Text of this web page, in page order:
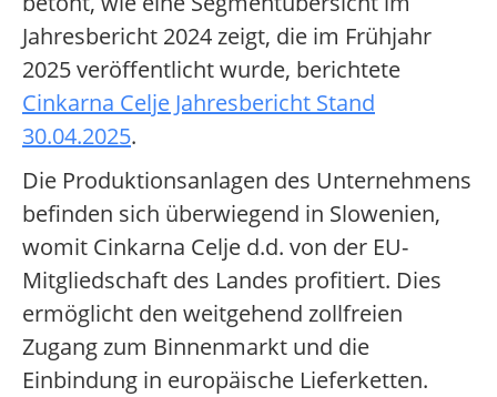
Jahresbericht 2024 zeigt, die im Frühjahr
2025 veröffentlicht wurde, berichtete
Cinkarna Celje Jahresbericht Stand
30.04.2025.
Die Produktionsanlagen des Unternehmens
befinden sich überwiegend in Slowenien,
womit Cinkarna Celje d.d. von der EU-
Mitgliedschaft des Landes profitiert. Dies
ermöglicht den weitgehend zollfreien
Zugang zum Binnenmarkt und die
Einbindung in europäische Lieferketten.